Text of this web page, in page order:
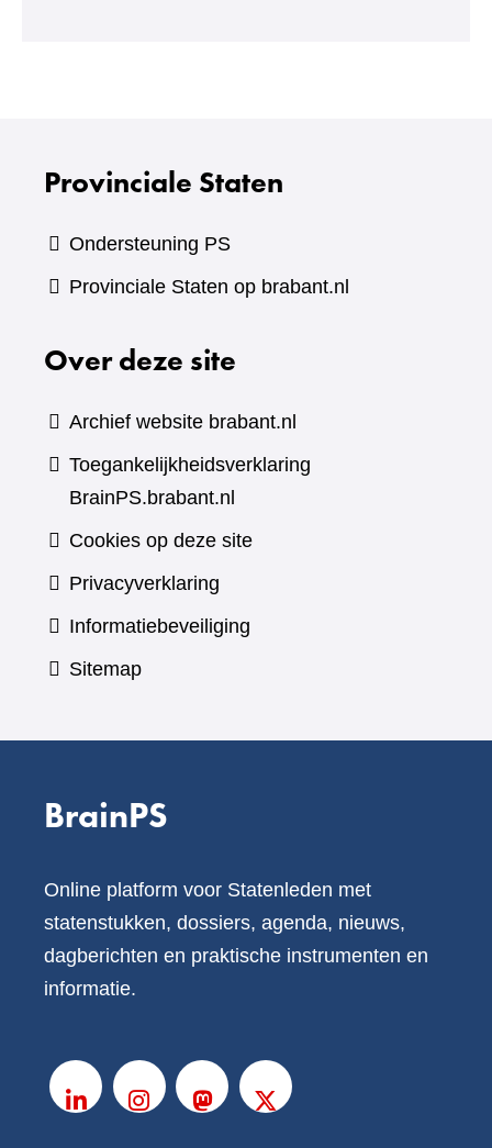
Provinciale Staten
Ondersteuning PS
Provinciale Staten op brabant.nl
Over deze site
Archief website brabant.nl
Toegankelijkheidsverklaring
BrainPS.brabant.nl
Cookies op deze site
Privacyverklaring
Informatiebeveiliging
Sitemap
BrainPS
Online platform voor Statenleden met
statenstukken, dossiers, agenda, nieuws,
dagberichten en praktische instrumenten en
informatie.